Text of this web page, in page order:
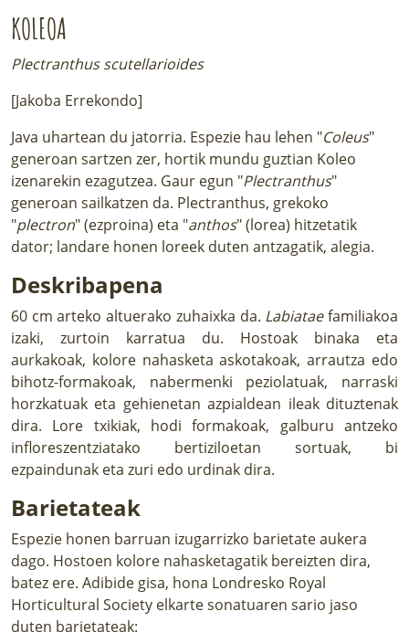
KOLEOA
Plectranthus scutellarioides
[Jakoba Errekondo]
Java uhartean du jatorria. Espezie hau lehen "Coleus"
generoan sartzen zer, hortik mundu guztian Koleo
izenarekin ezagutzea. Gaur egun "Plectranthus"
generoan sailkatzen da. Plectranthus, grekoko
"plectron" (ezproina) eta "anthos" (lorea) hitzetatik
dator; landare honen loreek duten antzagatik, alegia.
Deskribapena
60 cm arteko altuerako zuhaixka da. Labiataefamiliakoa
izaki, zurtoin karratua du. Hostoak binaka eta
aurkakoak, kolore nahasketa askotakoak, arrautza edo
bihotz-formakoak, nabermenki peziolatuak, narraski
horzkatuak eta gehienetan azpialdean ileak dituztenak
dira. Lore txikiak, hodi formakoak, galburu antzeko
infloreszentziatako bertiziloetan sortuak, bi
ezpaindunak eta zuri edo urdinak dira.
Barietateak
Espezie honen barruan izugarrizko barietate aukera
dago. Hostoen kolore nahasketagatik bereizten dira,
batez ere. Adibide gisa, hona Londresko Royal
Horticultural Society elkarte sonatuaren sario jaso
duten barietateak: